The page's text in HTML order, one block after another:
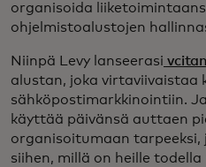
organisoida
ohjelmistoalustojen
Niinpä Levy lanseerasi vcitan
alustan, joka virtaviivaistaa
sähköpostimarkkinointiin.
käyttää päivänsä auttaen
organisoitumaan
siihen, millä on heille